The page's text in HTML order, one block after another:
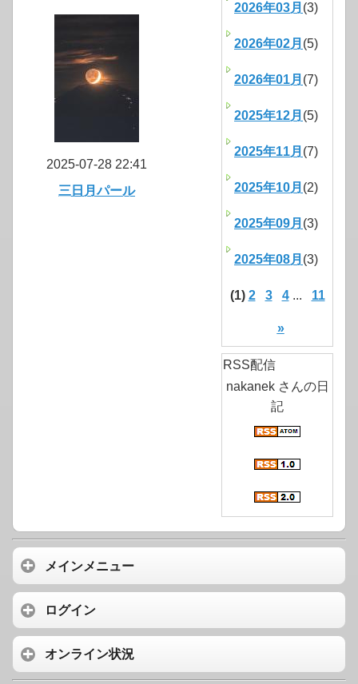
2025-07-28 22:41
三日月パール
2026年03月 (3)
2026年02月 (5)
2026年01月 (7)
2025年12月 (5)
2025年11月 (7)
2025年10月 (2)
2025年09月 (3)
2025年08月 (3)
(1) 2 3 4... 11
»
RSS配信
nakanek さんの日
記
メインメニュー
ログイン
オンライン状況